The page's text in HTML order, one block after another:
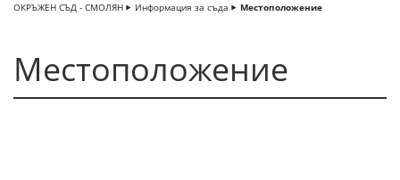
ОКРЪЖЕН СЪД - СМОЛЯН Информация за съда Местоположение
Местоположение